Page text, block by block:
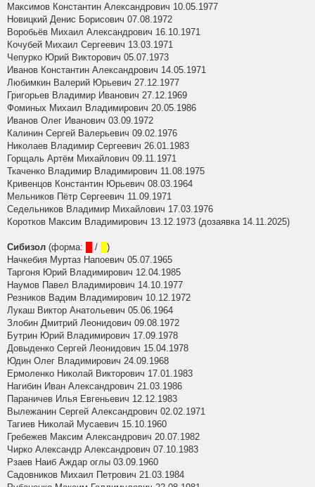
Максимов Константин Александрович 10.05.1977
Новицкий Денис Борисович 07.08.1972
Воробьёв Михаил Александрович 16.10.1971
Кочубей Михаил Сергеевич 13.03.1971
Чепурко Юрий Викторович 05.07.1973
Иванов Константин Александрович 14.05.1971
Любимкин Валерий Юрьевич 27.12.1977
Григорьев Владимир Иванович 27.12.1969
Фоминых Михаил Владимирович 20.05.1986
Иванов Олег Иванович 03.09.1972
Калинин Сергей Валерьевич 09.02.1976
Николаев Владимир Сергеевич 26.01.1983
Горщаль Артём Михайлович 09.11.1971
Ткаченко Владимир Владимирович 11.08.1975
Кривенцов Константин Юрьевич 08.03.1964
Мельников Пётр Сергеевич 11.09.1971
Седельников Владимир Михайлович 17.03.1976
Коротков Максим Владимирович 13.12.1973 (дозаявка 14.11.2025)
Сибизол (форма: /
)
Начкебия Муртаз Напоевич 05.07.1965
Таргоня Юрий Владимирович 12.04.1985
Наумов Павел Владимирович 14.10.1977
Резников Вадим Владимирович 10.12.1972
Лукаш Виктор Анатольевич 05.06.1964
Злобин Дмитрий Леонидович 09.08.1972
Бутрин Юрий Владимирович 17.09.1978
Довыденко Сергей Леонидович 15.04.1978
Юдин Олег Владимирович 24.09.1968
Ермоленко Николай Викторович 17.01.1983
Нагибин Иван Александрович 21.03.1986
Параничев Илья Евгеньевич 12.12.1983
Вылежанин Сергей Александрович 02.02.1971
Тагиев Николай Мусаевич 15.10.1960
Гребежев Максим Александрович 20.07.1982
Чирко Александр Александрович 07.10.1983
Рзаев Наиб Аждар оглы 03.09.1960
Садовников Михаил Петрович 21.03.1984